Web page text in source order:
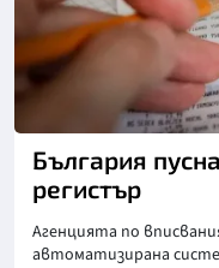
България
регистър
Агенцията по
автоматизирана